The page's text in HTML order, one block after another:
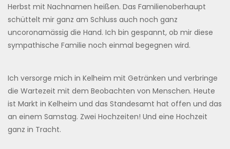
Herbst mit Nachnamen heißen. Das Familienoberhaupt
schüttelt mir ganz am Schluss auch noch ganz
uncoronamässig die Hand. Ich bin gespannt, ob mir diese
sympathische Familie noch einmal begegnen wird.
Ich versorge mich in Kelheim mit Getränken und verbringe
die Wartezeit mit dem Beobachten von Menschen. Heute
ist Markt in Kelheim und das Standesamt hat offen und das
an einem Samstag. Zwei Hochzeiten! Und eine Hochzeit
ganz in Tracht.